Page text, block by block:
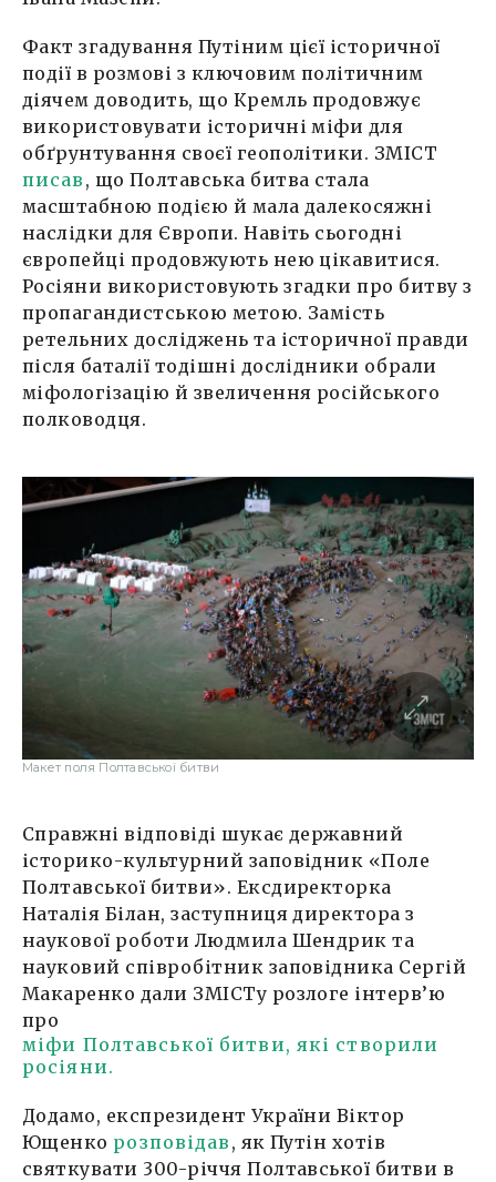
Факт згадування Путіним цієї історичної
події в розмові з ключовим політичним
діячем доводить, що Кремль продовжує
використовувати історичні міфи для
обґрунтування своєї геополітики. ЗМІСТ
писав , що Полтавська битва стала
масштабною подією й мала далекосяжні
наслідки для Європи. Навіть сьогодні
європейці продовжують нею цікавитися.
Росіяни використовують згадки про битву з
пропагандистською метою. Замість
ретельних досліджень та історичної правди
після баталії тодішні дослідники обрали
міфологізацію й звеличення російського
полководця.
Макет поля Полтавської битви
Справжні відповіді шукає державний
історико-культурний заповідник «Поле
Полтавської битви». Ексдиректорка
Наталія Білан, заступниця директора з
наукової роботи Людмила Шендрик та
науковий співробітник заповідника Сергій
Макаренко дали ЗМІСТу розлоге інтерв’ю
про
міфи Полтавської битви, які створили
росіяни.
Додамо, експрезидент України Віктор
Ющенко розповідав , як Путін хотів
святкувати 300-річчя Полтавської битви в